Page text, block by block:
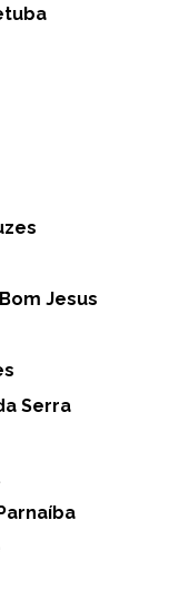
Jesus
Serra